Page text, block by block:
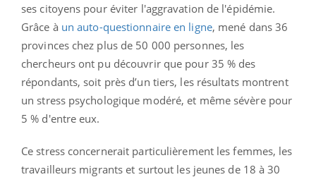
ses citoyens pour éviter l'aggravation de l'épidémie.
Grâce à un auto-questionnaire en ligne, mené dans 36
provinces chez plus de 50 000 personnes, les
chercheurs ont pu découvrir que pour 35 % des
répondants, soit près d’un tiers, les résultats montrent
un stress psychologique modéré, et même sévère pour
5 % d'entre eux.
Ce stress concernerait particulièrement les femmes, les
travailleurs migrants et surtout les jeunes de 18 à 30